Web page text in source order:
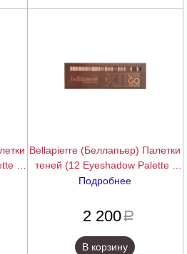
|
г.
Bellapierre (Беллапьер) Палетки
теней (12 Eyeshadow Palette |
Go Natural), 14 г.
Подробнее
2 200a
В корзину